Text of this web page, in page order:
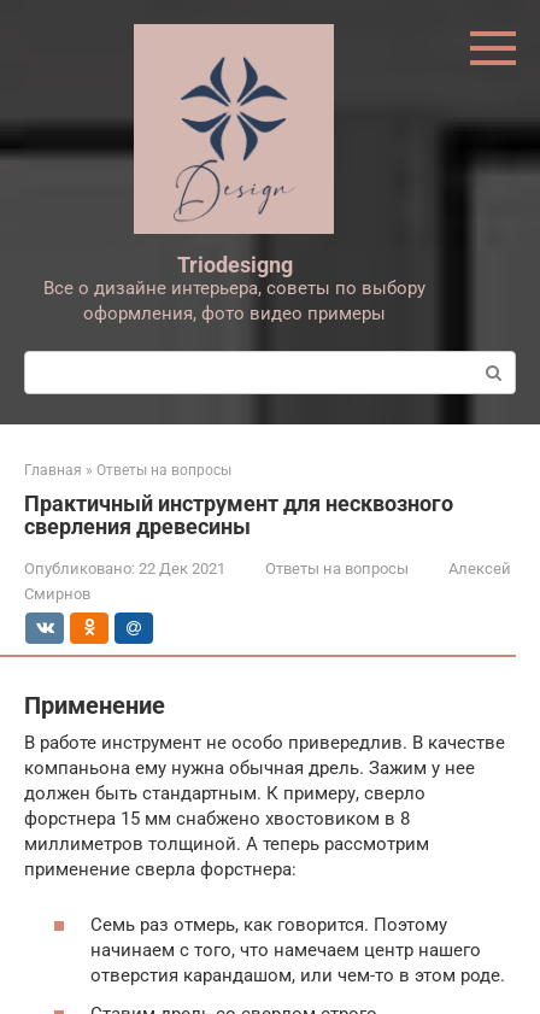
Triodesigng
Все о дизайне интерьера, советы по выбору
оформления, фото видео примеры
Поиск:
Главная » Ответы на вопросы
Практичный инструмент для несквозного
сверления древесины
Опубликовано: 22 Дек 2021 Ответы на вопросы
Алексей
Смирнов
Применение
В работе инструмент не особо привередлив. В качестве
компаньона ему нужна обычная дрель. Зажим у нее
должен быть стандартным. К примеру, сверло
форстнера 15 мм снабжено хвостовиком в 8
миллиметров толщиной. А теперь рассмотрим
применение сверла форстнера:
Семь раз отмерь, как говорится. Поэтому
начинаем с того, что намечаем центр нашего
отверстия карандашом, или чем-то в этом роде.